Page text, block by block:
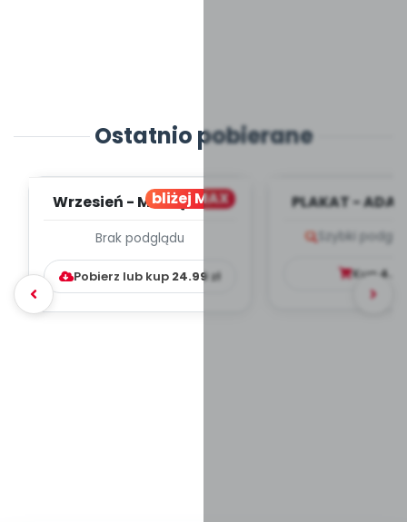
Ostatnio pobierane
bliżej MAX
Wrzesień - MIESIĘCZNY
WYCHOWAWCZO –
DYDAKTYC...
Brak podglądu
Pobierz lub kup 24.99zł
PLAKAT -
Szybki
Kup